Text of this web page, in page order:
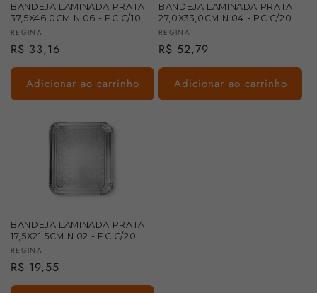
BANDEJA LAMINADA PRATA
37,5X46,0CM N 06 - PC C/10
Fornecedor:
REGINA
Preço
normal
R$ 33,16
Adicionar ao carrinho
BANDEJA LAMINADA PRATA
27,0X33,0CM N 04 - PC C/20
Fornecedor:
REGINA
Preço
normal
R$ 52,79
Adicionar ao carrinho
BANDEJA LAMINADA PRATA
17,5X21,5CM N 02 - PC C/20
Fornecedor:
REGINA
Preço
normal
R$ 19,55